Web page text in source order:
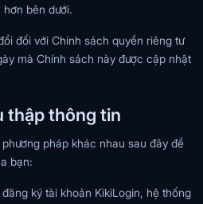
bên dưới.
đối với Chính sách quyền riêng tư
mà Chính sách này được cập nhật
thập thông tin
pháp khác nhau sau đây để
bạn:
ký tài khoản KikiLogin, hệ thống